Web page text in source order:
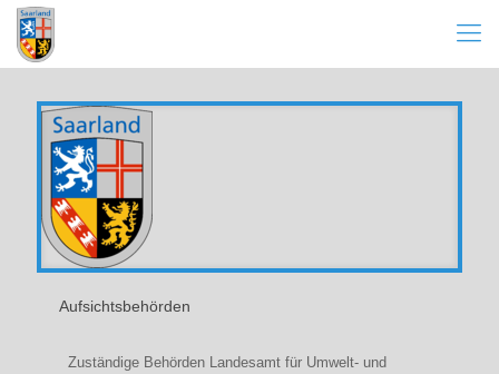
Aufsichtsbehörden
Zuständige Behörden Landesamt für Umwelt- und